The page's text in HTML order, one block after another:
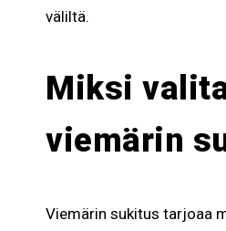
väliltä.
Miksi
viemärin
Viemärin sukitus tarjoaa